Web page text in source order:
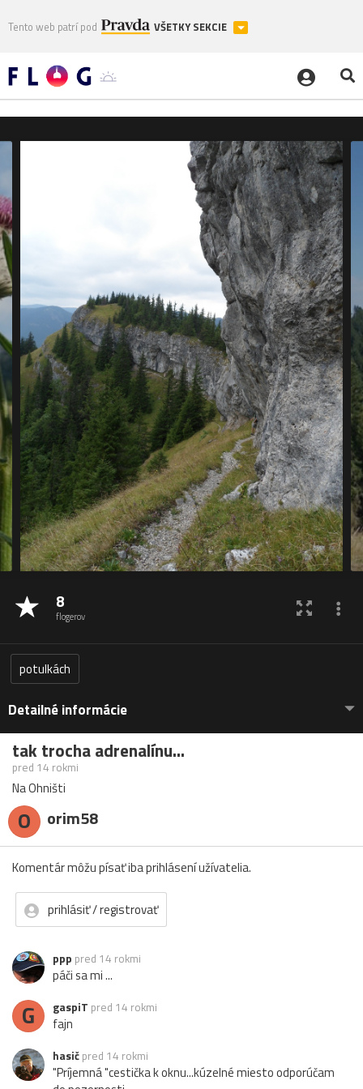
Tento web patrí pod VŠETKY SEKCIE
8
flogerov
potulkách
Detailné informácie
tak trocha adrenalínu...
pred 14 rokmi
Na Ohništi
O orim58
Komentár môžu písať iba prihlásení užívatelia.
prihlásiť / registrovať
ppp pred 14 rokmi
páči sa mi ...
G gaspiT pred 14 rokmi
fajn
hasič pred 14 rokmi
"Príjemná "cestička k oknu...kúzelné miesto odporúčam